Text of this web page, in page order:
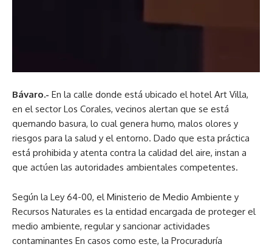
Bávaro.- En la calle donde está ubicado el hotel Art Villa,
en el sector Los Corales, vecinos alertan que se está
quemando basura, lo cual genera humo, malos olores y
riesgos para la salud y el entorno. Dado que esta práctica
está prohibida y atenta contra la calidad del aire, instan a
que actúen las autoridades ambientales competentes.
Según la Ley 64-00, el Ministerio de Medio Ambiente y
Recursos Naturales es la entidad encargada de proteger el
medio ambiente, regular y sancionar actividades
contaminantes En casos como este, la Procuraduría